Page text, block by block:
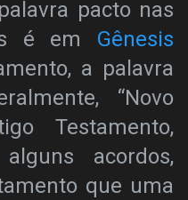
pacto nas
é em Gênesis
a palavra
“Novo
Testamento,
acordos,
que uma